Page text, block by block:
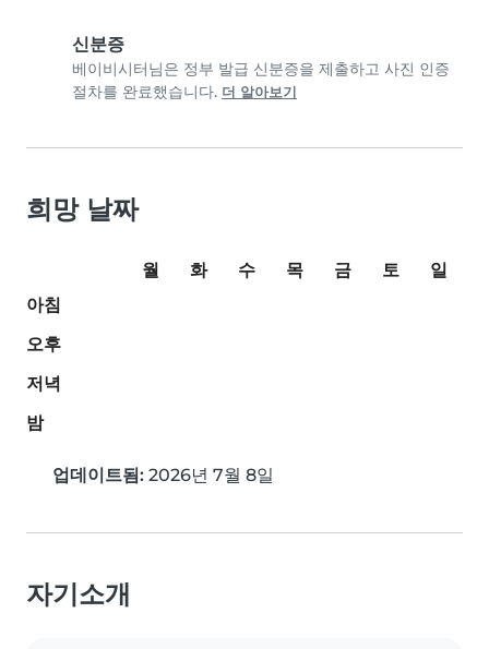
신분증
베이비시터님은 정부 발급 신분증을 제출하고 사진 인증
절차를 완료했습니다. 더 알아보기
희망 날짜
월 화 수 목 금 토
일
아침
오후
저녁
밤
업데이트됨: 2026년 7월 8일
자기소개